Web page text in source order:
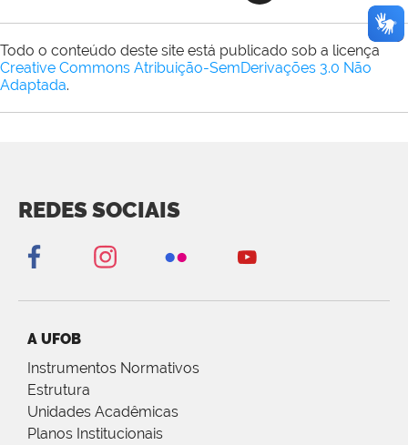
Todo o conteúdo deste site está publicado sob a licença
Creative Commons Atribuição-SemDerivações 3.0 Não
Adaptada.
REDES SOCIAIS
A UFOB
Instrumentos Normativos
Estrutura
Unidades Acadêmicas
Planos Institucionais